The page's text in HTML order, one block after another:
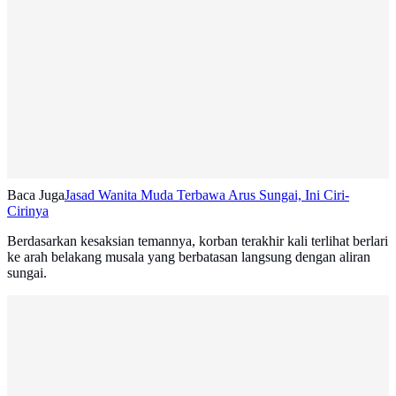
Baca JugaJasad Wanita Muda Terbawa Arus Sungai, Ini Ciri-
Cirinya
Berdasarkan kesaksian temannya, korban terakhir kali terlihat berlari
ke arah belakang musala yang berbatasan langsung dengan aliran
sungai.